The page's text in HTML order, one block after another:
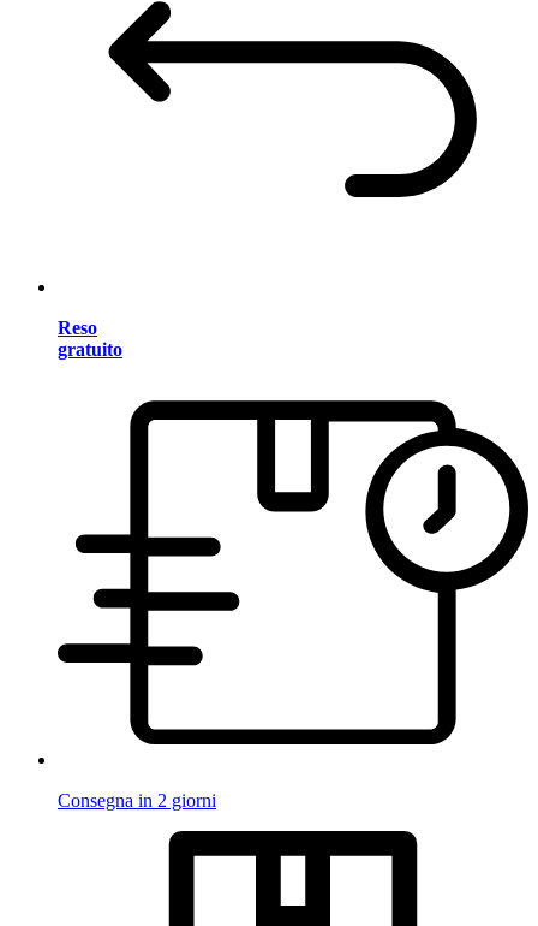
Reso
gratuito
Consegna in 2 giorni